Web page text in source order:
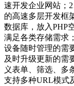
速开发企业网站；
的高速多层开发框
数据库，放入PHP
满足各类存储需求
设备随时管理的需
及时升级更新的需
义表单、筛选、多
支持多种URL模式